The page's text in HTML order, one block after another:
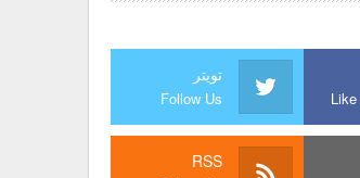
تويتر
Follow Us
RSS